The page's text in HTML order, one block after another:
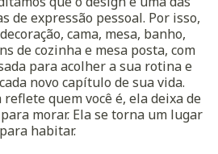
de expressão pessoal. Por isso,
cama, mesa, banho,
de cozinha e mesa posta, com
para acolher a sua rotina e
novo capítulo de sua vida.
quem você é, ela deixa de
morar. Ela se torna um lugar
para habitar.